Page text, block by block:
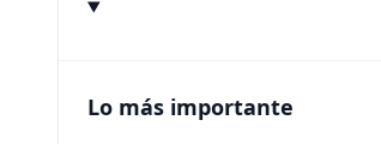
Lo más importante